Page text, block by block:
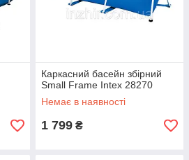
Каркасний басейн збірний
Small Frame Intex 28270
Немає в наявності
1 799 ₴